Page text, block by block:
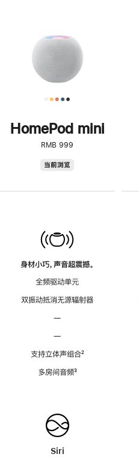
HomePod mini
RMB 999
当前浏览
身材小巧，声音超震撼。
全频驱动单元
双振动抵消无源辐射器
—
—
支持立体声组合脚
²
多房间音频脚
³
Siri